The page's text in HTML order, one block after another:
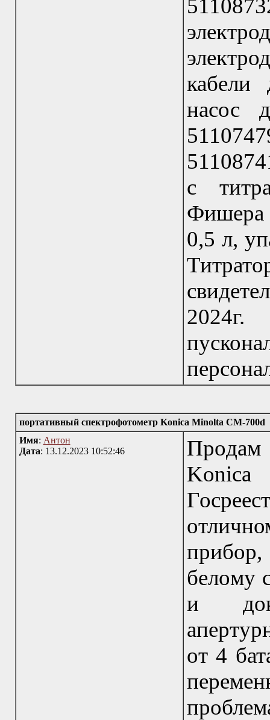
кабели
насос
с
Фишера
0,5 л,
портативный спектрофотометр Konica Minolta CM-700d
Имя: Антон
Дата: 13.12.2023 10:52:46
Прoдам
Kоnicа
бeлoму
и
от 4